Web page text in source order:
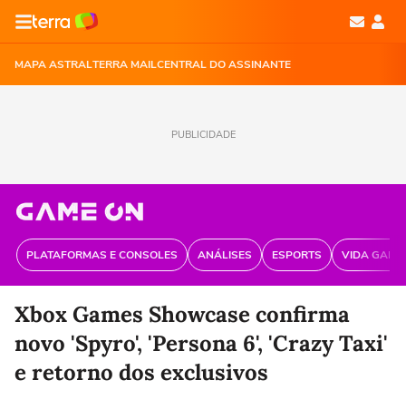
MAPA ASTRALTERRA MAILCENTRAL DO ASSINANTE
PUBLICIDADE
PLATAFORMAS E CONSOLES ANÁLISES ESPORTS VIDA
Xbox Games Showcase confirma
novo 'Spyro', 'Persona 6', 'Crazy Taxi'
e retorno dos exclusivos